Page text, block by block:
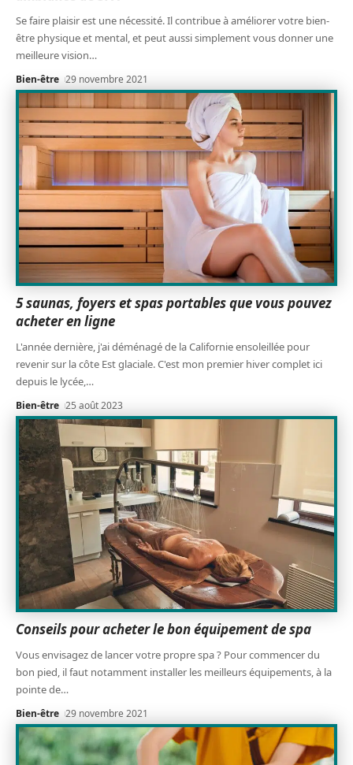
Se faire plaisir est une nécessité. Il contribue à améliorer votre bien-
être physique et mental, et peut aussi simplement vous donner une
meilleure vision…
Bien-être 29 novembre 2021
5 saunas, foyers et spas portables que vous pouvez
acheter en ligne
L'année dernière, j'ai déménagé de la Californie ensoleillée pour
revenir sur la côte Est glaciale. C'est mon premier hiver complet ici
depuis le lycée,…
Bien-être 25 août 2023
Conseils pour acheter le bon équipement de spa
Vous envisagez de lancer votre propre spa ? Pour commencer du
bon pied, il faut notamment installer les meilleurs équipements, à la
pointe de…
Bien-être 29 novembre 2021